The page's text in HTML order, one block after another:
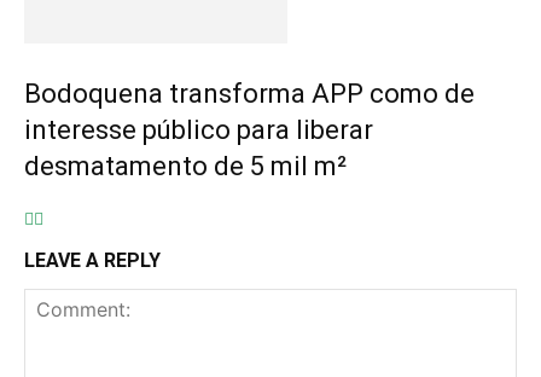
Bodoquena transforma APP como de
interesse público para liberar
desmatamento de 5 mil m²
LEAVE A REPLY